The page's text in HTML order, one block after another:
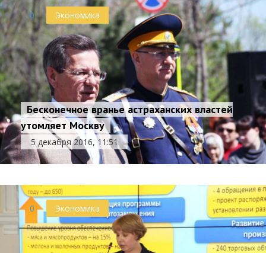
0 Экономика
Бесконечное вранье астраханских властей
утомляет Москву
5 декабря 2016, 11:51
0 Экономика